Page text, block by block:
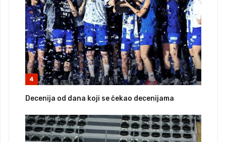
4
Decenija od dana koji se čekao decenijama